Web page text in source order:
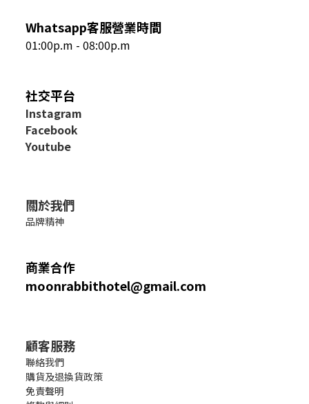
Whatsapp客服營業時間
01:00p.m - 08:00p.m
社交平台
Instagram
Facebook
Youtube
關於我們
品牌精神
商業合作
moonrabbithotel@gmail.com
顧客服務
聯絡我們
購貨及退換貨政策
免責聲明